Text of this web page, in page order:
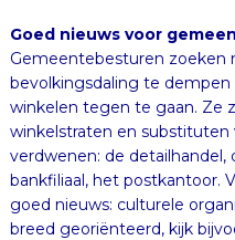
Goed nieuws voor
Gemeentebesturen zoeken
bevolkingsdaling te
winkelen tegen te gaan. Ze
winkelstraten en substituten
verdwenen: de detailhandel,
bankfiliaal, het postkantoor.
goed nieuws: culturele
breed georiënteerd, kijk
bibliotheek. Die doet
boeken uitlenen. Op
persoonlijke ontwikkeling
steeds fysieke boeken uit,
lezingen, zorgt voor
helpt mensen die niet
laaggeletterdheid,